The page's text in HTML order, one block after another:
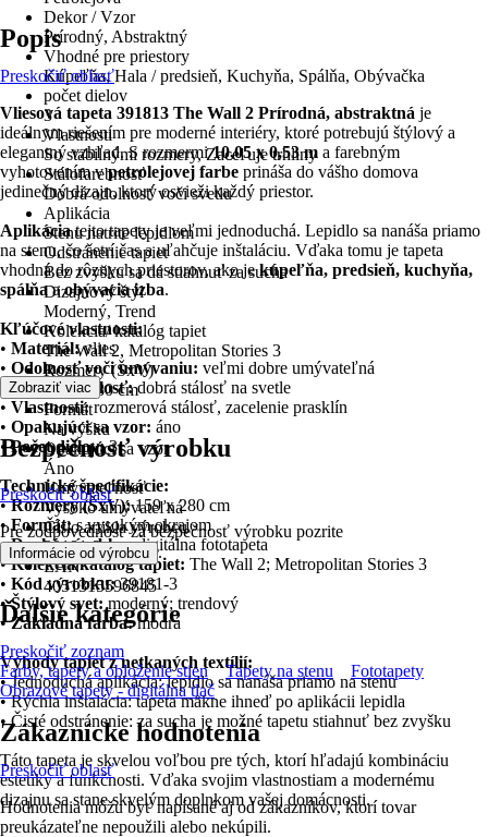
Dekor / Vzor
Prírodný, Abstraktný
Vhodné pre priestory
Kúpeľňa, Hala / predsieň, Kuchyňa, Spálňa, Obývačka
počet dielov
3
Vlastnosti
So stabilnými rozmery, Zaceľuje trhliny
Stálofarebnosť
Dobrá odolnosť voči svetlu
Aplikácia
Stenu natrite lepidlom
Odstránenie tapiet
Bez zvyšku sa dá stiahnuť za sucha
Dizajnový štýl
Moderný, Trend
Kolekcia/ katalóg tapiet
The Wall 2, Metropolitan Stories 3
Rozmery (ŠxV)
159 x 280 cm
Formát
Na výšku
Opakujúci sa vzor
Áno
Umývateľnosť
Vysoko umývateľná
Číslo artikla výrobcu
39181-3
EAN
4051315596845
Popis
Preskočiť oblasť
Vliesová tapeta 391813 The Wall 2 Prírodná, abstraktná je
ideálnym riešením pre moderné interiéry, ktoré potrebujú štýlový a
elegantný vzhľad. S rozmermi10,05 x 0,53 m a farebným
vyhotovením vpetrolejovej farbe prináša do vášho domova
jedinečný dizajn, ktorý osvieži každý priestor.
Aplikáciatejto tapety je veľmi jednoduchá. Lepidlo sa nanáša priamo
na stenu, čo šetrí čas a uľahčuje inštaláciu. Vďaka tomu je tapeta
vhodná do rôznych priestorov, ako jekúpeľňa, predsieň, kuchyňa,
spálňaaobývacia izba.
Kľúčové vlastnosti:
• Materiál:vlies
• Odolnosť voči umývaniu: veľmi dobre umývateľná
•Farebná stálosť:dobrá stálosť na svetle
• Vlastnosti:rozmerová stálosť, zacelenie prasklín
• Opakujúci sa vzor: áno
•Počet dielov:3
Technické špecifikácie:
•Rozmery (ŠxV):159 x 280 cm
•Formát:s vysokým okrajom
•Druhá výrobku:digitálna fototapeta
•Kolekcia/katalóg tapiet: The Wall 2; Metropolitan Stories 3
• Kód výrobku:39181-3
•Štýlový svet:moderný; trendový
•Základná farba:modrá
Výhody tapiet z netkaných textílií:
• Jednoduchá aplikácia: lepidlo sa nanáša priamo na stenu
• Rýchla inštalácia: tapeta mäkne ihneď po aplikácii lepidla
• Čisté odstránenie: za sucha je možné tapetu stiahnuť bez zvyšku
Táto tapeta je skvelou voľbou pre tých, ktorí hľadajú kombináciu
estetiky a funkčnosti. Vďaka svojim vlastnostiam a modernému
dizajnu sa stane skvelým doplnkom vašej domácnosti.
Zobraziť viac
Bezpečnosť výrobku
Preskočiť oblasť
Pre zodpovednosť za bezpečnosť výrobku pozrite
Informácie od výrobcu .
Ďalšie kategórie
Preskočiť zoznam
Farby, tapety a obloženie stien
Tapety na stenu
Fototapety
Obrazové tapety - digitálna tlač
Zákaznícke hodnotenia
Preskočiť oblasť
Hodnotenia môžu byť napísané aj od zákazníkov, ktorí tovar
preukázateľne nepoužili alebo nekúpili.